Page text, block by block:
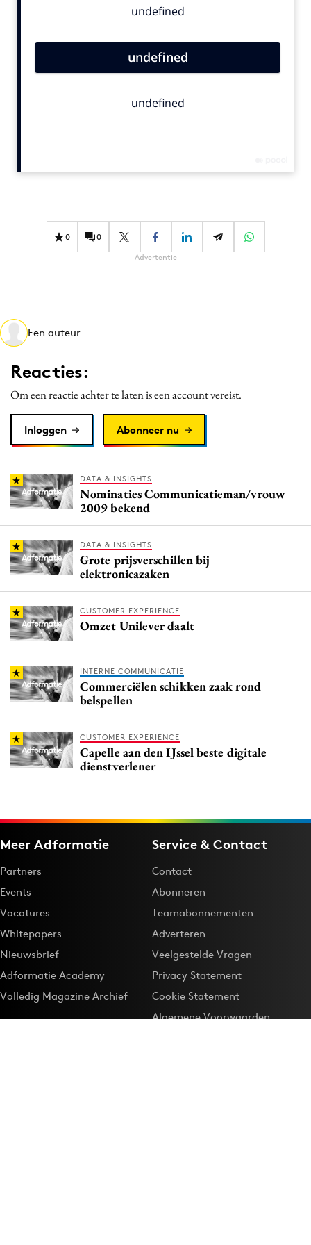
Contentmarketing
Effectiviteit
Gedragsverandering
Martech
Media
Merkstrategie
PR
Programmatic
Reputatie & crisis
0 0
Advertentie
Een auteur
Reacties:
Om een reactie achter te laten is een account vereist.
Inloggen Abonneer nu
DATA & INSIGHTS
Nominaties Communicatieman/vrouw
2009 bekend
DATA & INSIGHTS
Grote prijsverschillen bij
elektronicazaken
CUSTOMER EXPERIENCE
Omzet Unilever daalt
INTERNE COMMUNICATIE
Commerciëlen schikken zaak rond
belspellen
CUSTOMER EXPERIENCE
Capelle aan den IJssel beste digitale
dienstverlener
Meer Adformatie
Partners
Events
Vacatures
Whitepapers
Nieuwsbrief
Adformatie Academy
Volledig Magazine Archief
Service & Contact
Contact
Abonneren
Teamabonnementen
Adverteren
Veelgestelde Vragen
Privacy Statement
Cookie Statement
Algemene Voorwaarden